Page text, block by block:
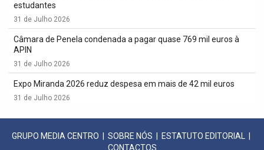
estudantes
31 de Julho 2026
Câmara de Penela condenada a pagar quase 769 mil euros à
APIN
31 de Julho 2026
Expo Miranda 2026 reduz despesa em mais de 42 mil euros
31 de Julho 2026
GRUPO MEDIA CENTRO SOBRE NÓS ESTATUTO EDITORIAL
CONTACTOS